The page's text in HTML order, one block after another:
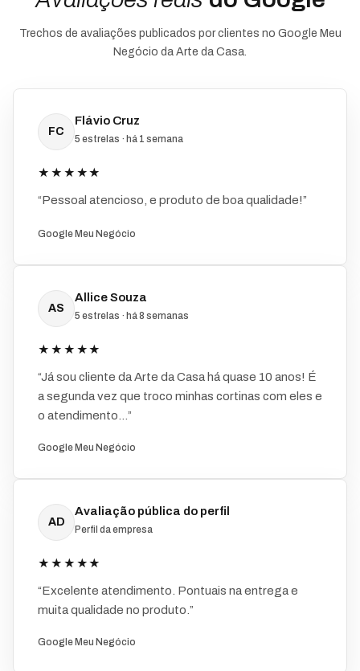
Trechos de avaliações publicados por clientes no Google Meu
Negócio da Arte da Casa.
FC
Flávio Cruz
5 estrelas · há 1 semana
★★★★★
“Pessoal atencioso, e produto de boa qualidade!”
Google Meu Negócio
AS
Allice Souza
5 estrelas · há 8 semanas
★★★★★
“Já sou cliente da Arte da Casa há quase 10 anos! É
a segunda vez que troco minhas cortinas com eles e
o atendimento...”
Google Meu Negócio
AD
Avaliação pública do perfil
Perfil da empresa
★★★★★
“Excelente atendimento. Pontuais na entrega e
muita qualidade no produto.”
Google Meu Negócio